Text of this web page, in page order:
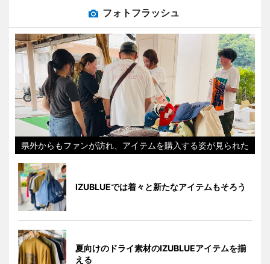
フォトフラッシュ
県外からもファンが訪れ、アイテムを購入する姿が見られた
IZUBLUEでは着々と新たなアイテムもそろう
夏向けのドライ素材のIZUBLUEアイテムを揃
える